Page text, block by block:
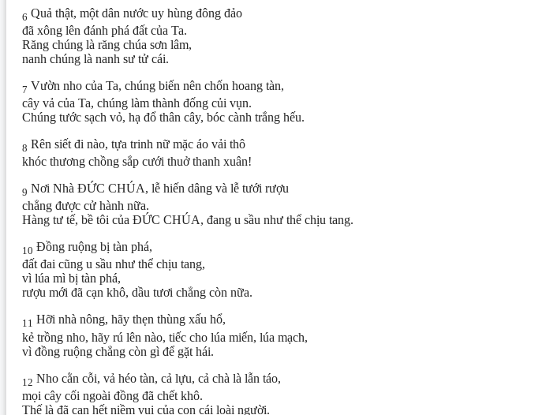
6 Quả thật, một dân nước uy hùng đông đảo
đã xông lên đánh phá đất của Ta.
Răng chúng là răng chúa sơn lâm,
nanh chúng là nanh sư tử cái.
7 Vườn nho của Ta, chúng biến nên chốn hoang tàn,
cây vả của Ta, chúng làm thành đống củi vụn.
Chúng tước sạch vỏ, hạ đổ thân cây, bóc cành trắng hếu.
8 Rên siết đi nào, tựa trinh nữ mặc áo vải thô
khóc thương chồng sắp cưới thuở thanh xuân!
9 Nơi Nhà ĐỨC CHÚA, lễ hiến dâng và lễ tưới rượu
chẳng được cử hành nữa.
Hàng tư tế, bề tôi của ĐỨC CHÚA, đang u sầu như thể chịu tang.
10 Đồng ruộng bị tàn phá,
đất đai cũng u sầu như thể chịu tang,
vì lúa mì bị tàn phá,
rượu mới đã cạn khô, dầu tươi chẳng còn nữa.
11 Hỡi nhà nông, hãy thẹn thùng xấu hổ,
kẻ trồng nho, hãy rú lên nào, tiếc cho lúa miến, lúa mạch,
vì đồng ruộng chẳng còn gì để gặt hái.
12 Nho cằn cỗi, vả héo tàn, cả lựu, cả chà là lẫn táo,
mọi cây cối ngoài đồng đã chết khô.
Thế là đã cạn hết niềm vui của con cái loài người.